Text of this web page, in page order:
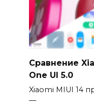
Сравнение
One UI 5.0
Xiaomi MIUI 14
—